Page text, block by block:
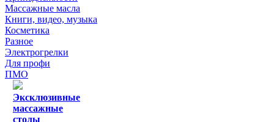
Массажные масла
Книги, видео, музыка
Косметика
Разное
Электрогрелки
Для профи
ПМО
Эксклюзивные
массажные
столы